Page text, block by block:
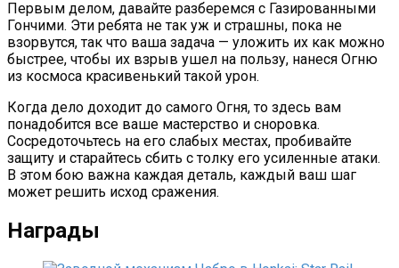
Первым делом, давайте разберемся с Газированными
Гончими. Эти ребята не так уж и страшны, пока не
взорвутся, так что ваша задача — уложить их как можно
быстрее, чтобы их взрыв ушел на пользу, нанеся Огню
из космоса красивенький такой урон.
Когда дело доходит до самого Огня, то здесь вам
понадобится все ваше мастерство и сноровка.
Сосредоточьтесь на его слабых местах, пробивайте
защиту и старайтесь сбить с толку его усиленные атаки.
В этом бою важна каждая деталь, каждый ваш шаг
может решить исход сражения.
Награды